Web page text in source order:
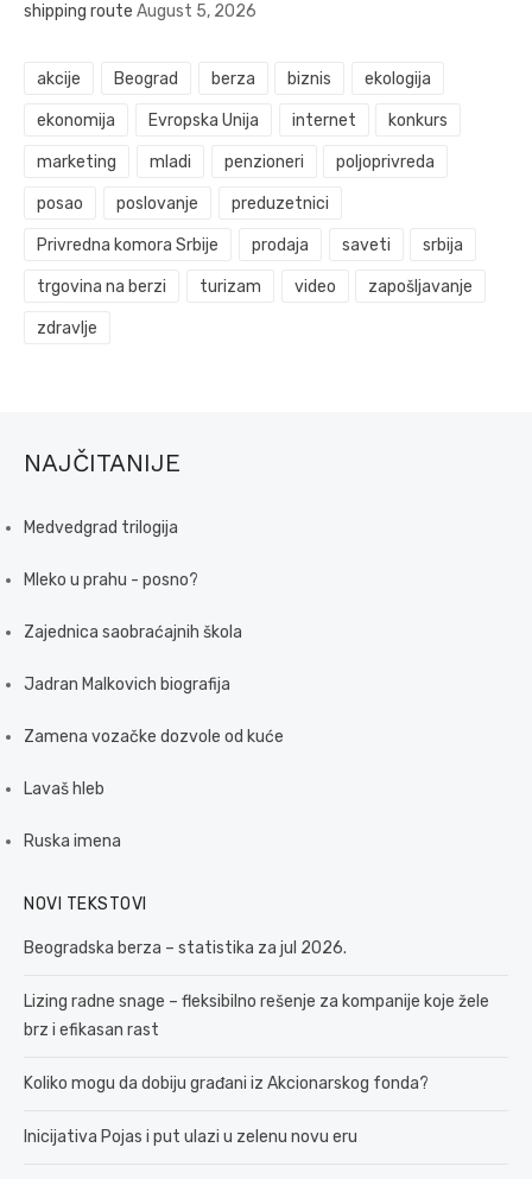
shipping route August 5, 2026
akcije Beograd berza biznis ekologija
ekonomija Evropska Unija internet konkurs
marketing mladi penzioneri poljoprivreda
posao poslovanje preduzetnici
Privredna komora Srbije prodaja saveti srbija
trgovina na berzi turizam video zapošljavanje
zdravlje
NAJČITANIJE
Medvedgrad trilogija
Mleko u prahu - posno?
Zajednica saobraćajnih škola
Jadran Malkovich biografija
Zamena vozačke dozvole od kuće
Lavaš hleb
Ruska imena
NOVI TEKSTOVI
Beogradska berza – statistika za jul 2026.
Lizing radne snage – fleksibilno rešenje za kompanije koje žele
brz i efikasan rast
Koliko mogu da dobiju građani iz Akcionarskog fonda?
Inicijativa Pojas i put ulazi u zelenu novu eru